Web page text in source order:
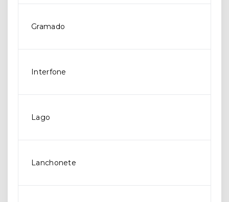
Gramado
Interfone
Lago
Lanchonete